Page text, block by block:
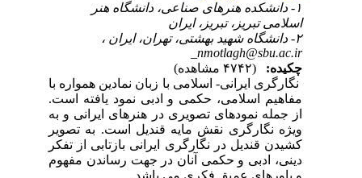
۱- دانشکده هنرهای صناعی، دانشگاه هنر
اسلامی تبریز، تبریز، ایران
_nmotlagh@sbu.ac.ir
(۴۷۴۲ مشاهده)
نگارگری ایرانی- اسلامی با زبان نمادین همواره با
مفاهیم اسلامی، حکمی و ادبی نمود یافته است.
از جمله نمودهای تصویری در هنرهای ایرانی و به
ویژه نگارگری نقش مایه قندیل است. به تصویر
کشیدن قندیل در نگارگری ایرانی بازتابی از تفکر
دینی، ادبی و حکمی آنان در جهت رساندن مفهوم